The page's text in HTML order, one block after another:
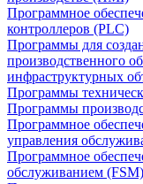
Программное
контроллеров (PLC)
Программы для
производственного
инфраструктурных
Программы
Программы
Программное
управления
Программное
обслуживанием (FSM)